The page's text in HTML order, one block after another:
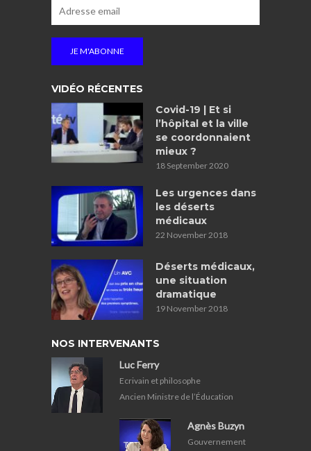
VIDÉO RÉCENTES
Covid-19 | Et si
l’hôpital et la ville
se coordonnaient
mieux ?
18 September 2020
Les urgences dans
les déserts
médicaux
22 November 2018
Déserts médicaux,
une situation
dramatique
19 November 2018
NOS INTERVENANTS
Luc Ferry
Ecrivain et philosophe
Ancien Ministre de l’Éducation
Agnès Buzyn
Gouvernement